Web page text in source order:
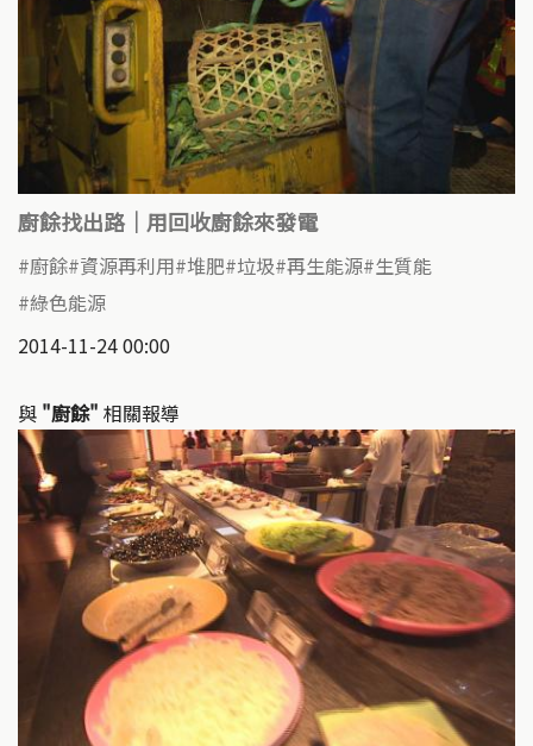
廚餘找出路｜用回收廚餘來發電
廚餘 資源再利用 堆肥 垃圾 再生能源 生質能
綠色能源
2014-11-24 00:00
與 "廚餘" 相關報導